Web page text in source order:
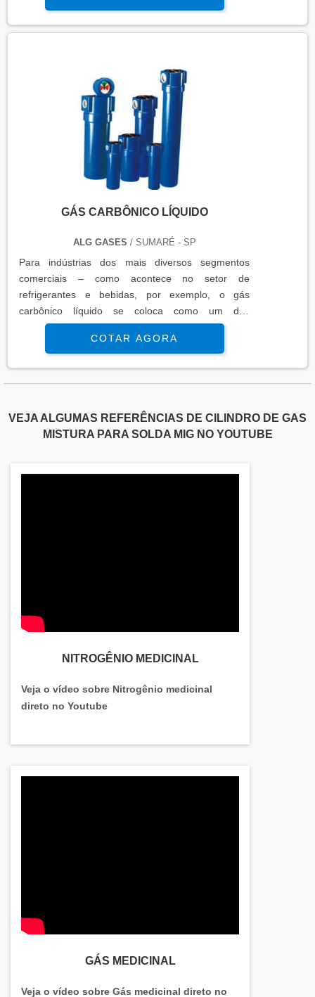
de solda MIG, o gás mistura indicado para o
procedimento é o gás Argônio misturado ao
GÁS CARBÔNICO LÍQUIDO
ALG GASES / SUMARÉ - SP
Para indústrias dos mais diversos segmentos
comerciais – como acontece no setor de
refrigerantes e bebidas, por exemplo, o gás
carbônico líquido se coloca como um dos
elementos mais imprescindíveis nestas produções.
É interessante destacar que, na prática, a
formatação original da substância se encontra no
gá....
COTAR AGORA
VEJA ALGUMAS REFERÊNCIAS DE CILINDRO DE GAS
MISTURA PARA SOLDA MIG NO YOUTUBE
NITROGÊNIO MEDICINAL
Veja o vídeo sobre Nitrogênio medicinal
direto no Youtube
GÁS MEDICINAL
Veja o vídeo sobre Gás medicinal direto no